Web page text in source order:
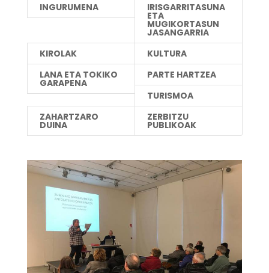
INGURUMENA
IRISGARRITASUNA
ETA
MUGIKORTASUN
JASANGARRIA
KIROLAK
KULTURA
LANA ETA TOKIKO
GARAPENA
PARTE HARTZEA
TURISMOA
ZAHARTZARO
DUINA
ZERBITZU
PUBLIKOAK